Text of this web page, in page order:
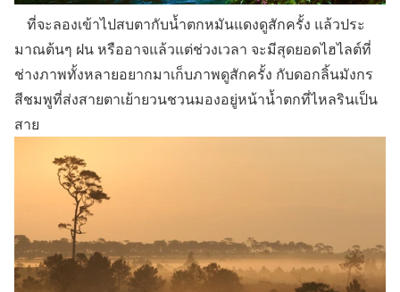
ที่จะลองเข้าไปสบตากับน้ำตกหมันแดงดูสักครั้ง แล้วประ
มาณต้นๆ ฝน หรืออาจแล้วแต่ช่วงเวลา จะมีสุดยอดไฮไลต์ที่
ช่างภาพทั้งหลายอยากมาเก็บภาพดูสักครั้ง กับดอกลิ้นมังกร
สีชมพูที่ส่งสายตาเย้ายวนชวนมองอยู่หน้าน้ำตกที่ไหลรินเป็น
สาย